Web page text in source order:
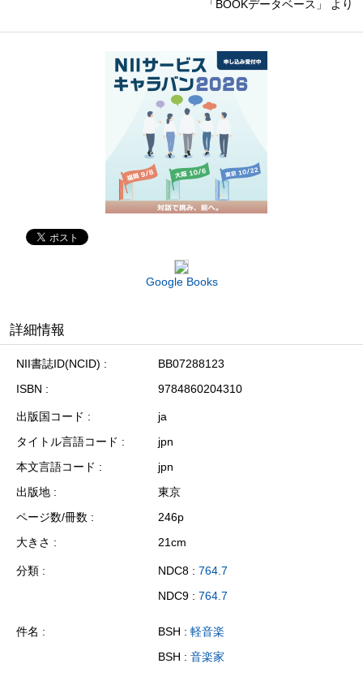
「BOOKデータベース」 より
Google Books
詳細情報
NII書誌ID(NCID)
BB07288123
ISBN
9784860204310
出版国コード
ja
タイトル言語コード
jpn
本文言語コード
jpn
出版地
東京
ページ数/冊数
246p
大きさ
21cm
分類 NDC8 : 764.7
NDC9 : 764.7
件名 BSH : 軽音楽
BSH : 音楽家